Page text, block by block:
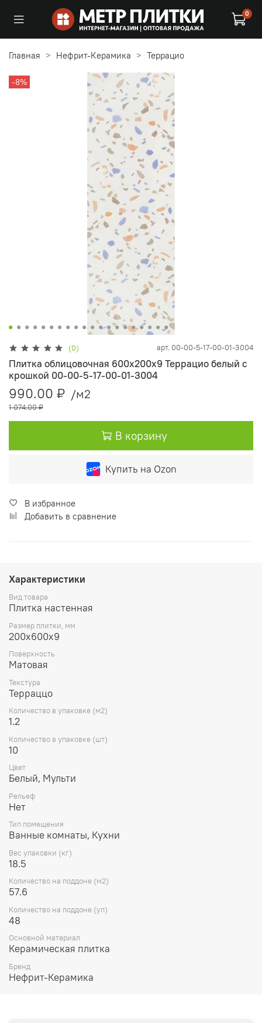
0
Главная Нефрит-Керамика Террацио
-8%
(0) арт. 00-00-5-17-00-01-3004
Плитка облицовочная 600х200х9 Террацио белый с
крошкой 00-00-5-17-00-01-3004
990.00 ₽ /м2
1 074.00 ₽
В корзину
Купить на Ozon
В избранное
Добавить в сравнение
Характеристики
Вид товара
Плитка настенная
Размер плитки, мм
200x600x9
Поверхность
Матовая
Текстура
Терраццо
Количество в упаковке (м2)
1.2
Количество в упаковке (шт)
10
Цвет
Белый, Мульти
Рельеф
Нет
Тип помещения
Ванные комнаты, Кухни
Вес упаковки (кг)
18.5
Количество на поддоне (м2)
57.6
Количество на поддоне (уп)
48
Основной материал
Керамическая плитка
Бренд
Нефрит-Керамика